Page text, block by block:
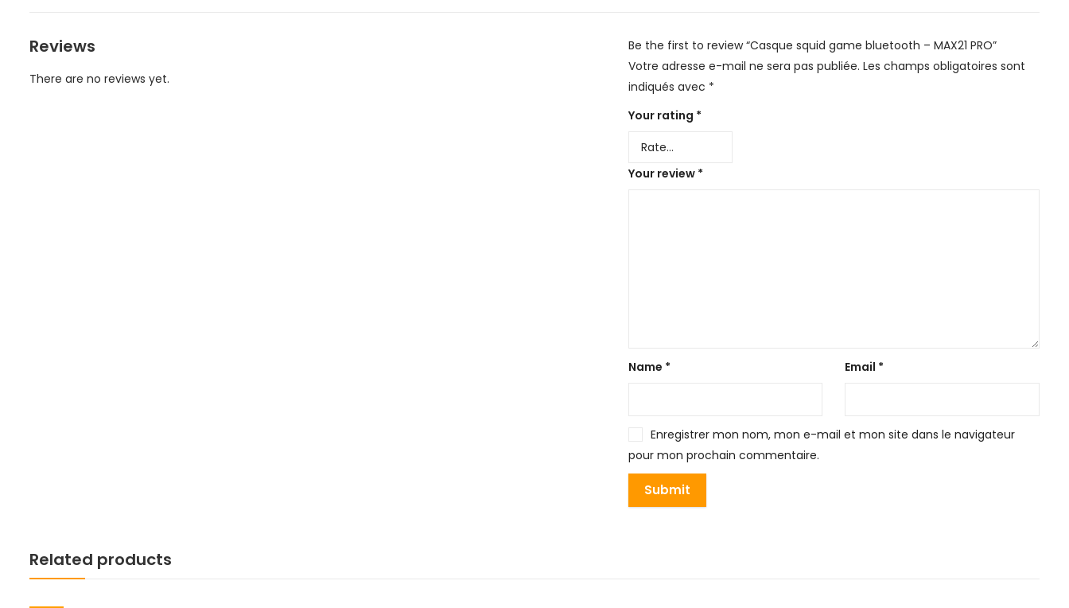
Reviews
There are no reviews yet.
Be the first to review “Casque squid game bluetooth – MAX21 PRO”
Votre adresse e-mail ne sera pas publiée. Les champs obligatoires sont
indiqués avec *
Your rating *
Your review *
Name * Email *
Enregistrer mon nom, mon e-mail et mon site dans le navigateur
pour mon prochain commentaire.
Related products